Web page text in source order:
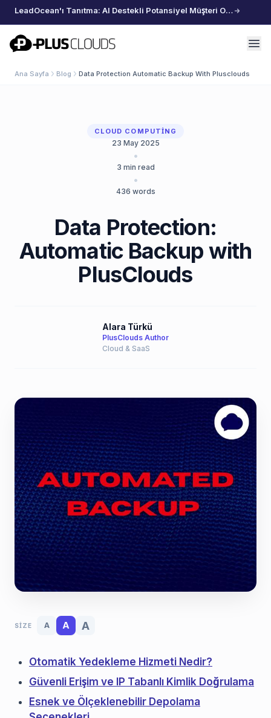
LeadOcean'ı Tanıtma: AI Destekli Potansiyel Müşteri Oluşturma, Özenle Seçilmiş Veriler, Zahmetsiz Büyüme
PlusClouds
Ana Sayfa Blog Data Protection Automatic Backup With Plusclouds
CLOUD COMPUTING
23 May 2025
•
3 min read
•
436 words
Data Protection:
Automatic Backup with
PlusClouds
Alara Türkü
PlusClouds Author
Cloud & SaaS
SIZE A A A
Otomatik Yedekleme Hizmeti Nedir?
Güvenli Erişim ve IP Tabanlı Kimlik Doğrulama
Esnek ve Ölçeklenebilir Depolama